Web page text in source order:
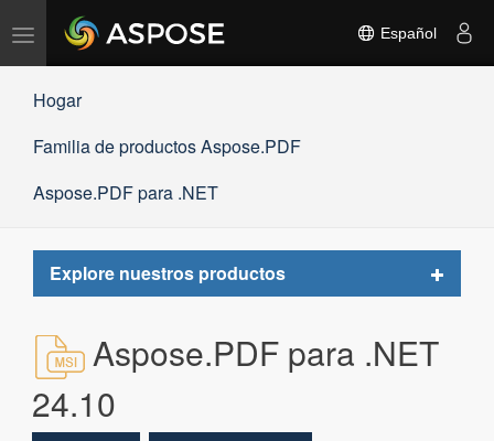
Alternar
navegación
Español
Hogar
Familia de productos Aspose.PDF
Aspose.PDF para .NET
Explore nuestros productos
Toggle
Aspose.PDF para .NET
24.10